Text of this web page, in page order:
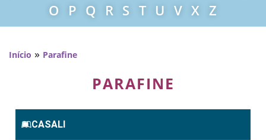
O
P Q R S T U V X Z
Início » Parafine
PARAFINE
CASALI